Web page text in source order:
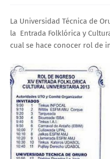
La Universidad Técnica de
la Entrada Folklórica y
cual se hace conocer rol de